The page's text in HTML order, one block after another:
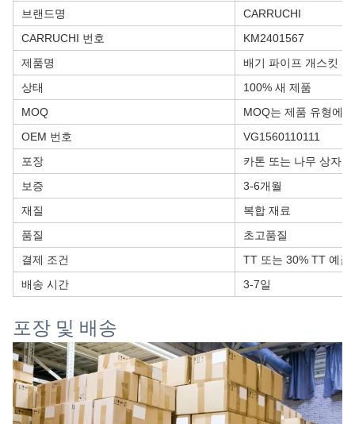
브랜드명
CARRUCHI
CARRUCHI 번호
KM2401567
제품명
배기 파이프 개스킷
상태
100% 새 제품
MOQ
MOQ는 제품 유형에
OEM 번호
VG1560110111
포장
카톤 또는 나무 상자
보증
3-6개월
재질
복합 재료
품질
초고품질
결제 조건
TT 또는 30% TT 예금
배송 시간
3-7일
포장 및 배송